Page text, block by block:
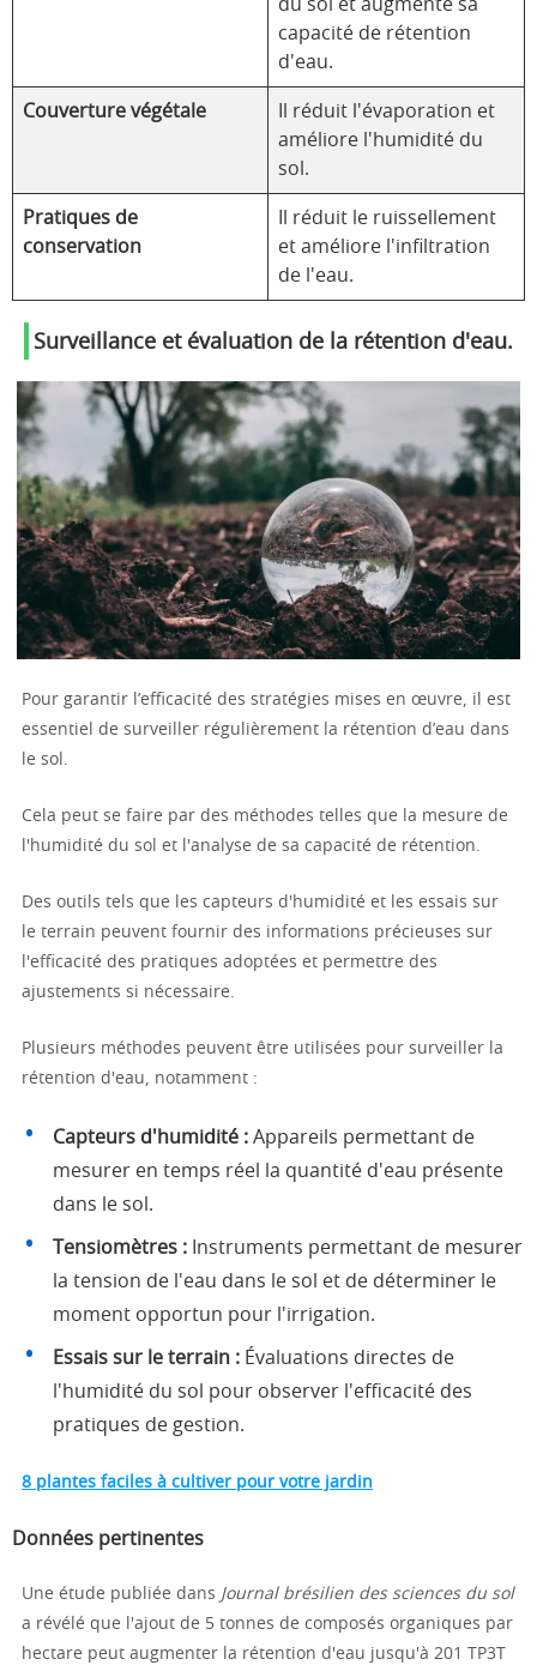
du sol et augmente sa
capacité de rétention
d'eau.
Couverture végétale
Il réduit l'évaporation et
améliore l'humidité du
sol.
Pratiques de
conservation
Il réduit le ruissellement
et améliore l'infiltration
de l'eau.
Surveillance et évaluation de la rétention d'eau.
Pour garantir l’efficacité des stratégies mises en œuvre, il est
essentiel de surveiller régulièrement la rétention d’eau dans
le sol.
Cela peut se faire par des méthodes telles que la mesure de
l'humidité du sol et l'analyse de sa capacité de rétention.
Des outils tels que les capteurs d'humidité et les essais sur
le terrain peuvent fournir des informations précieuses sur
l'efficacité des pratiques adoptées et permettre des
ajustements si nécessaire.
Plusieurs méthodes peuvent être utilisées pour surveiller la
rétention d'eau, notamment :
Capteurs d'humidité : Appareils permettant de
mesurer en temps réel la quantité d'eau présente
dans le sol.
Tensiomètres : Instruments permettant de mesurer
la tension de l'eau dans le sol et de déterminer le
moment opportun pour l'irrigation.
Essais sur le terrain : Évaluations directes de
l'humidité du sol pour observer l'efficacité des
pratiques de gestion.
8 plantes faciles à cultiver pour votre jardin
Données pertinentes
Une étude publiée dans Journal brésilien des sciences du sol
a révélé que l'ajout de 5 tonnes de composés organiques par
hectare peut augmenter la rétention d'eau jusqu'à 201 TP3T